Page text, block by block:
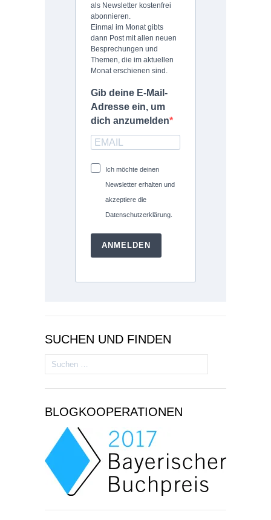
als Newsletter kostenfrei
abonnieren.
Einmal im Monat gibts
dann Post mit allen neuen
Besprechungen und
Themen, die im aktuellen
Monat erschienen sind.
Gib deine E-Mail-
Adresse ein, um
dich anzumelden
Ich möchte deinen
Newsletter erhalten und
akzeptiere die
Datenschutzerklärung.
ANMELDEN
SUCHEN UND FINDEN
Suchen
nach:
BLOGKOOPERATIONEN